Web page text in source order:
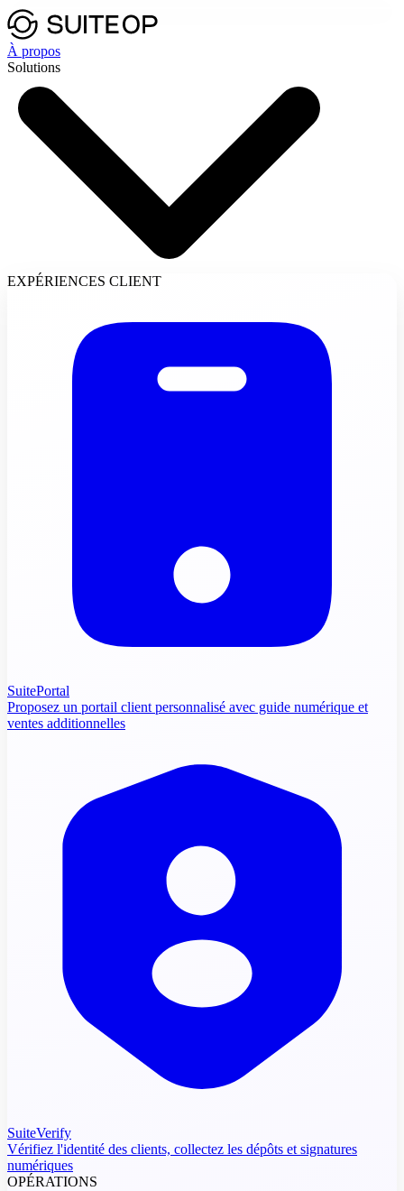
À propos
Solutions
EXPÉRIENCES CLIENT
SuitePortal
Proposez un portail client personnalisé avec guide numérique et
ventes additionnelles
SuiteVerify
Vérifiez l'identité des clients, collectez les dépôts et signatures
numériques
OPÉRATIONS